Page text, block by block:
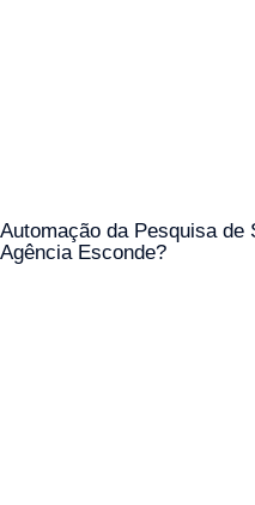
Automação da Pesquisa de
Agência Esconde?